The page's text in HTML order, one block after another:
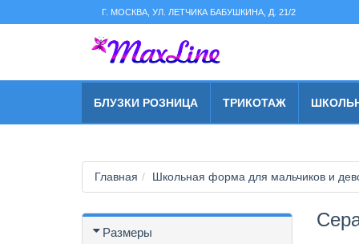
Г. МОСКВА, УЛ. ЛЕТЧИКА БАБУШКИНА, Д. 21/2
БЛУЗКИ РОЗНИЦА ТРИКОТАЖ
Главная Школьная форма для мальчиков и
Размеры